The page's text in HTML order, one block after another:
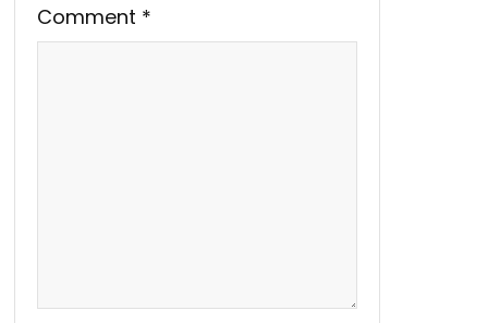
Comment *